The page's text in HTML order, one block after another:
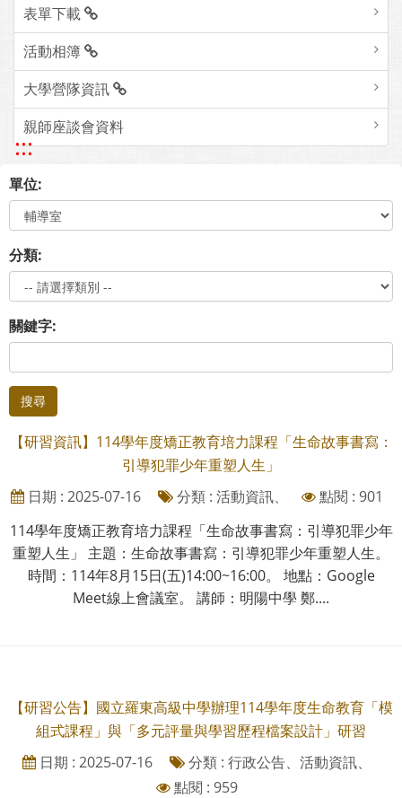
表單下載
活動相簿
大學營隊資訊
親師座談會資料
:::
單位:
分類:
關鍵字:
搜尋
【研習資訊】114學年度矯正教育培力課程「生命故事書寫：
引導犯罪少年重塑人生」
日期 : 2025-07-16
分類 : 活動資訊、
點閱 : 901
114學年度矯正教育培力課程「生命故事書寫：引導犯罪少年
重塑人生」 主題：生命故事書寫：引導犯罪少年重塑人生。
時間：114年8月15日(五)14:00~16:00。 地點：Google
Meet線上會議室。 講師：明陽中學 鄭....
【研習公告】國立羅東高級中學辦理114學年度生命教育「模
組式課程」與「多元評量與學習歷程檔案設計」研習
日期 : 2025-07-16
分類 : 行政公告、活動資訊、
點閱 : 959